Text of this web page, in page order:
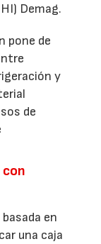
Demag.
pone de
y
de
en
una caja